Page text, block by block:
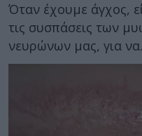
Όταν έχουμε άγχος,
τις συσπάσεις των
νευρώνων μας, για